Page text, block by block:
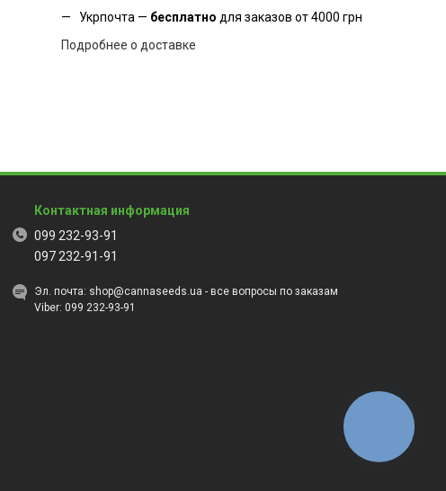
Укрпочта — бесплатно для заказов от 4000 грн
Подробнее о доставке
Контактная информация
099 232-93-91
097 232-91-91
Эл. почта: shop@cannaseeds.ua - все вопросы по заказам
Viber:099 232-93-91